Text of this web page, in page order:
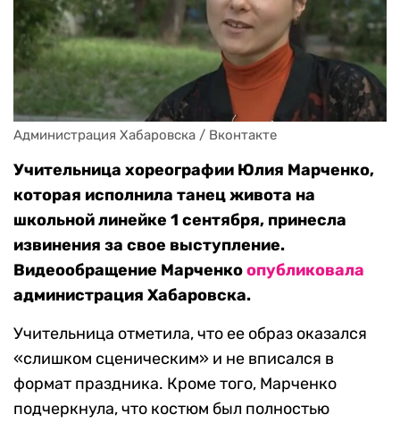
Администрация Хабаровска / Вконтакте
Учительница хореографии Юлия Марченко,
которая исполнила танец живота на
школьной линейке 1 сентября, принесла
извинения за свое выступление.
Видеообращение Марченкоопубликовала
администрация Хабаровска.
Учительница отметила, что ее образ оказался
«слишком сценическим» и не вписался в
формат праздника. Кроме того, Марченко
подчеркнула, что костюм был полностью